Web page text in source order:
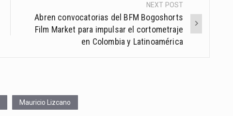
NEXT POST
Abren convocatorias del BFM Bogoshorts
Film Market para impulsar el cortometraje
en Colombia y Latinoamérica
Mauricio Lizcano